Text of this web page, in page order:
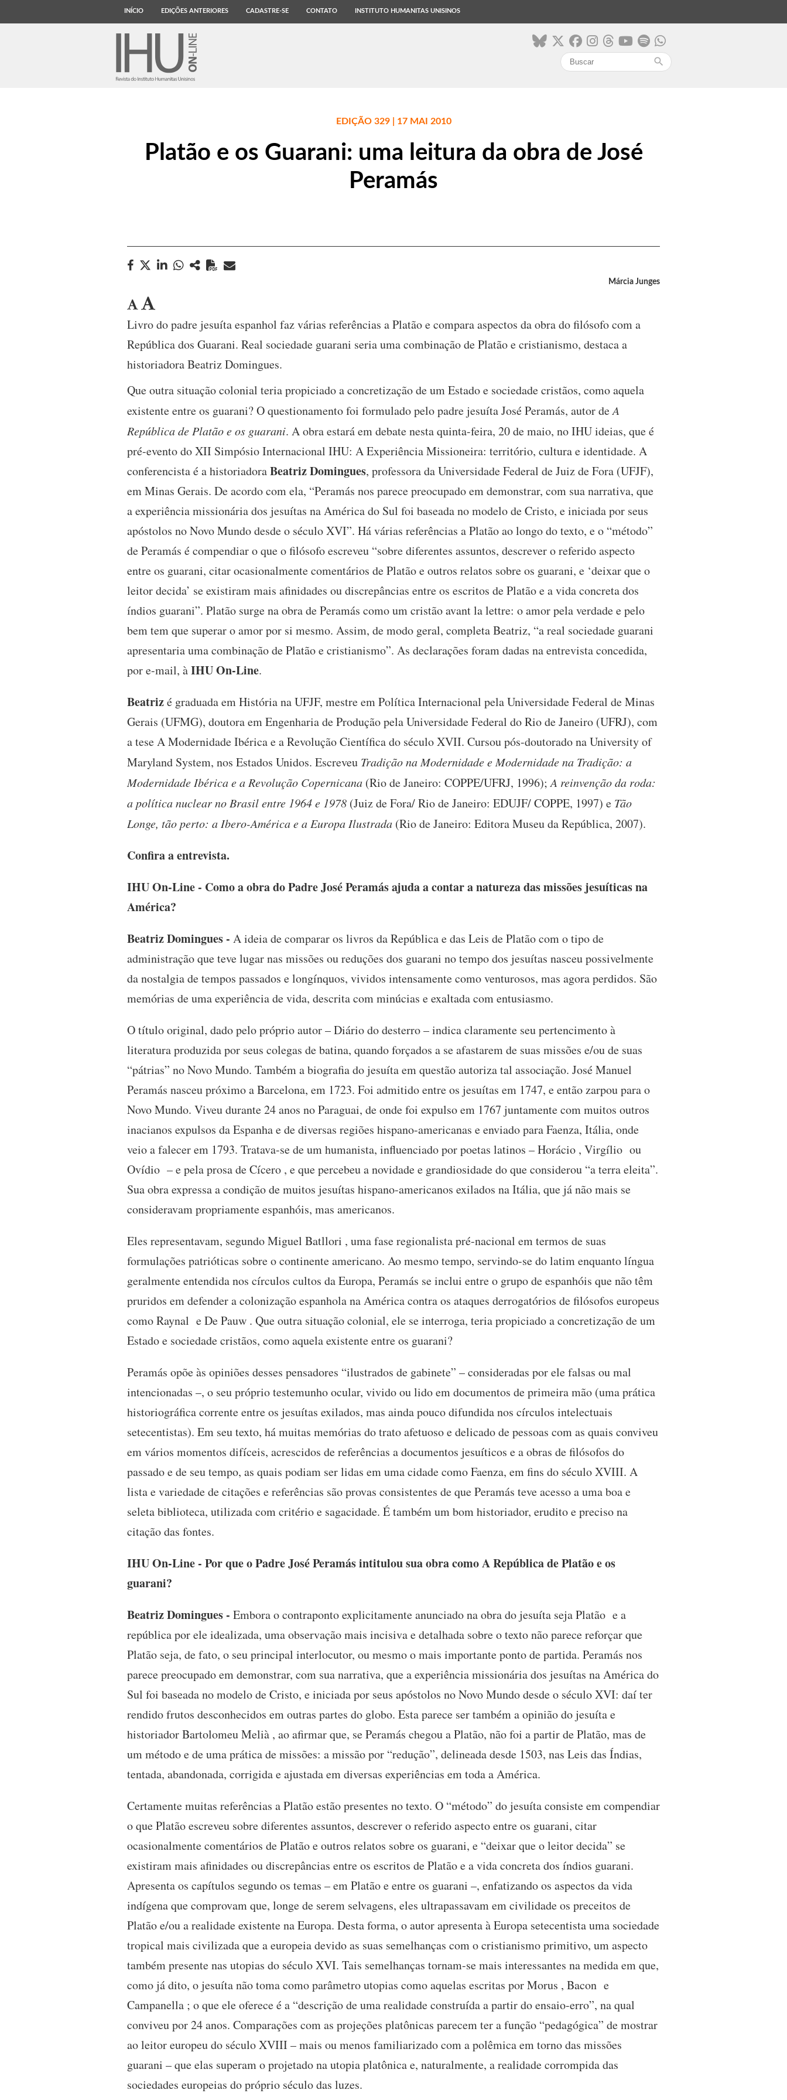
INÍCIO EDIÇÕES ANTERIORES CADASTRE-SE CONTATO INSTITUTO HUMANITAS UNISINOS
search
EDIÇÃO 329 | 17 MAI 2010
Platão e os Guarani: uma leitura da obra de José
Peramás
Márcia Junges
Livro do padre jesuíta espanhol faz várias referências a Platão e compara aspectos da obra do filósofo com a
República dos Guarani. Real sociedade guarani seria uma combinação de Platão e cristianismo, destaca a
historiadora Beatriz Domingues.
Que outra situação colonial teria propiciado a concretização de um Estado e sociedade cristãos, como aquela
existente entre os guarani? O questionamento foi formulado pelo padre jesuíta José Peramás, autor deA
República de Platão e os guarani. A obra estará em debate nesta quinta-feira, 20 de maio, no IHU ideias, que é
pré-evento do XII Simpósio Internacional IHU: A Experiência Missioneira: território, cultura e identidade. A
conferencista é a historiadoraBeatriz Domingues, professora da Universidade Federal de Juiz de Fora (UFJF),
em Minas Gerais. De acordo com ela, “Peramás nos parece preocupado em demonstrar, com sua narrativa, que
a experiência missionária dos jesuítas na América do Sul foi baseada no modelo de Cristo, e iniciada por seus
apóstolos no Novo Mundo desde o século XVI”. Há várias referências a Platão ao longo do texto, e o “método”
de Peramás é compendiar o que o filósofo escreveu “sobre diferentes assuntos, descrever o referido aspecto
entre os guarani, citar ocasionalmente comentários de Platão e outros relatos sobre os guarani, e ‘deixar que o
leitor decida’ se existiram mais afinidades ou discrepâncias entre os escritos de Platão e a vida concreta dos
índios guarani”. Platão surge na obra de Peramás como um cristão avant la lettre: o amor pela verdade e pelo
bem tem que superar o amor por si mesmo. Assim, de modo geral, completa Beatriz, “a real sociedade guarani
apresentaria uma combinação de Platão e cristianismo”. As declarações foram dadas na entrevista concedida,
por e-mail, àIHU On-Line.
Beatrizé graduada em História na UFJF, mestre em Política Internacional pela Universidade Federal de Minas
Gerais (UFMG), doutora em Engenharia de Produção pela Universidade Federal do Rio de Janeiro (UFRJ), com
a tese A Modernidade Ibérica e a Revolução Científica do século XVII. Cursou pós-doutorado na University of
Maryland System, nos Estados Unidos. Escreveu Tradição na Modernidade e Modernidade na Tradição: a
Modernidade Ibérica e a Revolução Copernicana (Rio de Janeiro: COPPE/UFRJ, 1996);A reinvenção da roda:
a política nuclear no Brasil entre 1964 e 1978 (Juiz de Fora/ Rio de Janeiro: EDUJF/ COPPE, 1997) e Tão
Longe, tão perto: a Ibero-América e a Europa Ilustrada (Rio de Janeiro: Editora Museu da República, 2007).
Confira a entrevista.
IHU On-Line - Como a obra do Padre José Peramás ajuda a contar a natureza das missões jesuíticas na
América?
Beatriz Domingues - A ideia de comparar os livros da República e das Leis de Platão com o tipo de
administração que teve lugar nas missões ou reduções dos guarani no tempo dos jesuítas nasceu possivelmente
da nostalgia de tempos passados e longínquos, vividos intensamente como venturosos, mas agora perdidos. São
memórias de uma experiência de vida, descrita com minúcias e exaltada com entusiasmo.
O título original, dado pelo próprio autor – Diário do desterro – indica claramente seu pertencimento à
literatura produzida por seus colegas de batina, quando forçados a se afastarem de suas missões e/ou de suas
“pátrias” no Novo Mundo. Também a biografia do jesuíta em questão autoriza tal associação. José Manuel
Peramás nasceu próximo a Barcelona, em 1723. Foi admitido entre os jesuítas em 1747, e então zarpou para o
Novo Mundo. Viveu durante 24 anos no Paraguai, de onde foi expulso em 1767 juntamente com muitos outros
inacianos expulsos da Espanha e de diversas regiões hispano-americanas e enviado para Faenza, Itália, onde
veio a falecer em 1793. Tratava-se de um humanista, influenciado por poetas latinos – Horácio , Virgílio ou
Ovídio – e pela prosa de Cícero , e que percebeu a novidade e grandiosidade do que considerou “a terra eleita”.
Sua obra expressa a condição de muitos jesuítas hispano-americanos exilados na Itália, que já não mais se
consideravam propriamente espanhóis, mas americanos.
Eles representavam, segundo Miguel Batllori , uma fase regionalista pré-nacional em termos de suas
formulações patrióticas sobre o continente americano. Ao mesmo tempo, servindo-se do latim enquanto língua
geralmente entendida nos círculos cultos da Europa, Peramás se inclui entre o grupo de espanhóis que não têm
pruridos em defender a colonização espanhola na América contra os ataques derrogatórios de filósofos europeus
como Raynal e De Pauw . Que outra situação colonial, ele se interroga, teria propiciado a concretização de um
Estado e sociedade cristãos, como aquela existente entre os guarani?
Peramás opõe às opiniões desses pensadores “ilustrados de gabinete” – consideradas por ele falsas ou mal
intencionadas –, o seu próprio testemunho ocular, vivido ou lido em documentos de primeira mão (uma prática
historiográfica corrente entre os jesuítas exilados, mas ainda pouco difundida nos círculos intelectuais
setecentistas). Em seu texto, há muitas memórias do trato afetuoso e delicado de pessoas com as quais conviveu
em vários momentos difíceis, acrescidos de referências a documentos jesuíticos e a obras de filósofos do
passado e de seu tempo, as quais podiam ser lidas em uma cidade como Faenza, em fins do século XVIII. A
lista e variedade de citações e referências são provas consistentes de que Peramás teve acesso a uma boa e
seleta biblioteca, utilizada com critério e sagacidade. É também um bom historiador, erudito e preciso na
citação das fontes.
IHU On-Line - Por que o Padre José Peramás intitulou sua obra como A República de Platão e os
guarani?
Beatriz Domingues - Embora o contraponto explicitamente anunciado na obra do jesuíta seja Platão e a
república por ele idealizada, uma observação mais incisiva e detalhada sobre o texto não parece reforçar que
Platão seja, de fato, o seu principal interlocutor, ou mesmo o mais importante ponto de partida. Peramás nos
parece preocupado em demonstrar, com sua narrativa, que a experiência missionária dos jesuítas na América do
Sul foi baseada no modelo de Cristo, e iniciada por seus apóstolos no Novo Mundo desde o século XVI: daí ter
rendido frutos desconhecidos em outras partes do globo. Esta parece ser também a opinião do jesuíta e
historiador Bartolomeu Melià , ao afirmar que, se Peramás chegou a Platão, não foi a partir de Platão, mas de
um método e de uma prática de missões: a missão por “redução”, delineada desde 1503, nas Leis das Índias,
tentada, abandonada, corrigida e ajustada em diversas experiências em toda a América.
Certamente muitas referências a Platão estão presentes no texto. O “método” do jesuíta consiste em compendiar
o que Platão escreveu sobre diferentes assuntos, descrever o referido aspecto entre os guarani, citar
ocasionalmente comentários de Platão e outros relatos sobre os guarani, e “deixar que o leitor decida” se
existiram mais afinidades ou discrepâncias entre os escritos de Platão e a vida concreta dos índios guarani.
Apresenta os capítulos segundo os temas – em Platão e entre os guarani –, enfatizando os aspectos da vida
indígena que comprovam que, longe de serem selvagens, eles ultrapassavam em civilidade os preceitos de
Platão e/ou a realidade existente na Europa. Desta forma, o autor apresenta à Europa setecentista uma sociedade
tropical mais civilizada que a europeia devido as suas semelhanças com o cristianismo primitivo, um aspecto
também presente nas utopias do século XVI. Tais semelhanças tornam-se mais interessantes na medida em que,
como já dito, o jesuíta não toma como parâmetro utopias como aquelas escritas por Morus , Bacon e
Campanella ; o que ele oferece é a “descrição de uma realidade construída a partir do ensaio-erro”, na qual
conviveu por 24 anos. Comparações com as projeções platônicas parecem ter a função “pedagógica” de mostrar
ao leitor europeu do século XVIII – mais ou menos familiarizado com a polêmica em torno das missões
guarani – que elas superam o projetado na utopia platônica e, naturalmente, a realidade corrompida das
sociedades europeias do próprio século das luzes.